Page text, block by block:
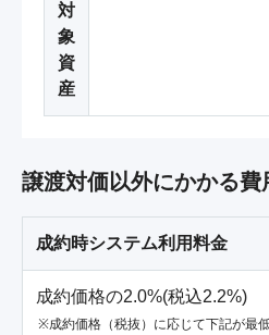
対
象
資
産
譲渡対価以外にかかる費
成約時システム利用料金
成約価格の2.0%(税込2.2%)
成約価格（税抜）に応じて下記が最